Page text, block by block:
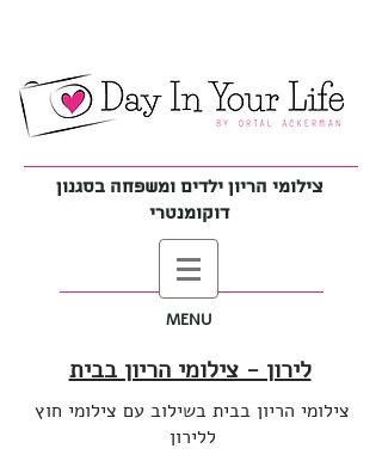
צילומי הריון ילדים ומשפחה בסגנון
דוקומנטרי
MENU
לירון - צילומי הריון בבית
צילומי הריון בבית בשילוב עם צילומי חוץ
ללירון